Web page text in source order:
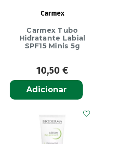
Carmex
Carmex Tubo
Hidratante Labial
SPF15 Minis 5g
10,50 €
Adicionar